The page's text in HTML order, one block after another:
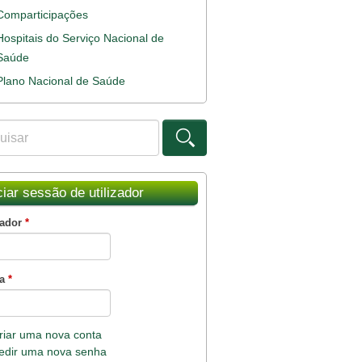
do Serviço Nacional de
Nacional de Saúde
de procura
sessão de utilizador
*
*
uma nova conta
uma nova senha